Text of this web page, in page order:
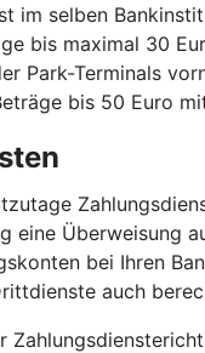
im selben
bis maximal 30
Park-Terminals
bis 50 Euro
eine Überweisung
bei Ihren
auch